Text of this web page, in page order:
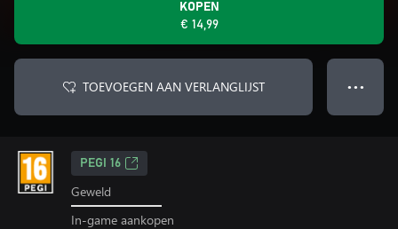
KOPEN
€ 14,99
TOEVOEGEN AAN VERLANGLIJST ● ● ●
PEGI 16
Geweld
In-game aankopen